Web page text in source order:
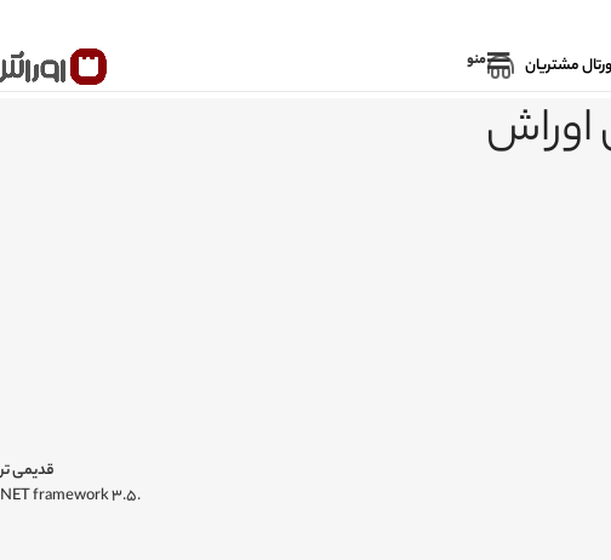
مشتریان منو
اوراش
قدیمی تر
.NET framework 3.5